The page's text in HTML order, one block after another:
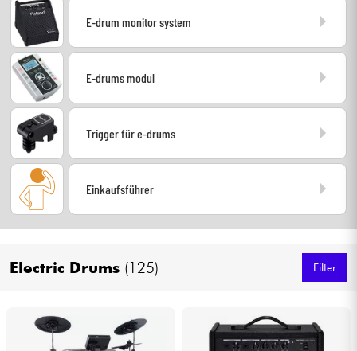
Kopfhörer
DJ
Drums
Blasinstrumente
Violinen & Quartett
E-drum monitor system
E-drums modul
Trigger für e-drums
Einkaufsführer
Electric Drums (125) Filter